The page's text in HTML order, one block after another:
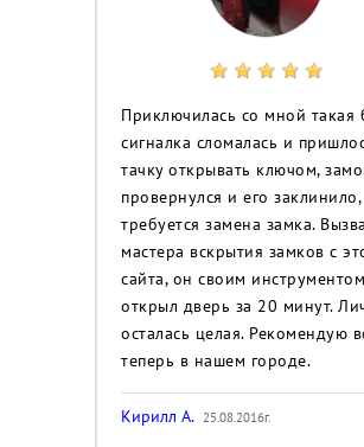
Приключилась со мной такая
сигналка сломалась и
тачку открывать ключом,
провернулся и его заклинило,
требуется замена замка.
мастера вскрытия замков с
сайта, он своим инструментом
открыл дверь за 20 минут.
осталась целая. Рекомендую
теперь в нашем городе.
Кирилл А. 25.08.2016г.